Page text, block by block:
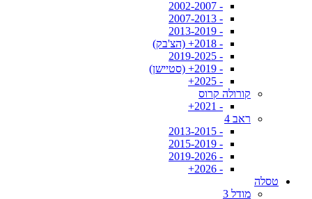
- 2002-2007
- 2007-2013
- 2013-2019
- 2018+ (הצ'בק)
- 2019-2025
- 2019+ (סטיישן)
- 2025+
קורולה קרוס
- 2021+
ראב 4
- 2013-2015
- 2015-2019
- 2019-2026
- 2026+
טסלה
מודל 3